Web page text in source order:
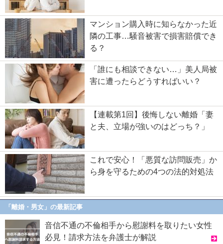
マンション購入時に知らなかった近
隣の工事…騒音被害で損害賠償でき
る？
「誰にも相談できない…」美人局被
害に遭ったらどうすればいい？
【連載第1回】後悔しない離婚「妻
と夫、立場が強いのはどっち？」
これで安心！「悪質な訪問販売」か
ら身を守るための4つの法的対処法
「離婚・男女」の最新記事
音信不通の不倫相手から慰謝料を取りたい女性
必見！請求方法を弁護士が解説